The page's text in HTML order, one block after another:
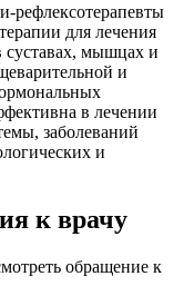
рефлексотерапевты
для лечения
суставах, мышцах и
и
в лечении
заболеваний
и
к врачу
обращение к